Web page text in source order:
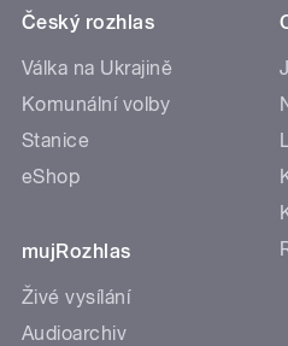
Český rozhlas
Válka na Ukrajině
Komunální volby
Stanice
eShop
mujRozhlas
Živé vysílání
Audioarchiv